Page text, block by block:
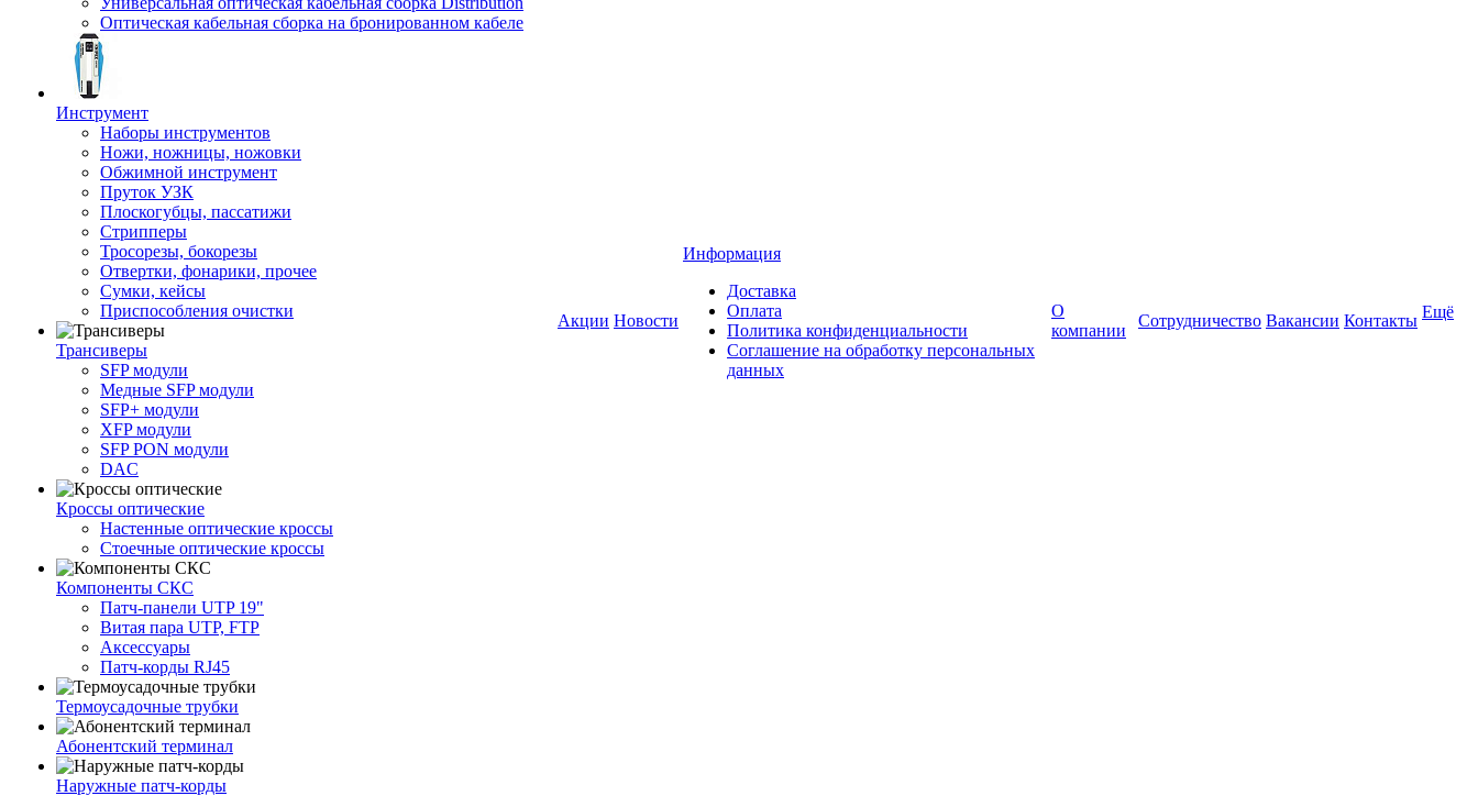
Оптическая кабельная сборка на бронированном кабеле
Инструмент
Наборы инструментов
Ножи, ножницы, ножовки
Обжимной инструмент
Пруток УЗК
Плоскогубцы, пассатижи
Стрипперы
Тросорезы, бокорезы
Отвертки, фонарики, прочее
Сумки, кейсы
Приспособления очистки
Трансиверы
SFP модули
Медные SFP модули
SFP+ модули
XFP модули
SFP PON модули
DAC
Кроссы оптические
Настенные оптические кроссы
Стоечные оптические кроссы
Компоненты СКС
Патч-панели UTP 19"
Витая пара UTP, FTP
Аксессуары
Патч-корды RJ45
Термоусадочные трубки
Абонентский терминал
Наружные патч-корды
Акции Новости
Информация
Доставка
Оплата
Политика конфиденциальности
Соглашение на обработку персональных
данных
О
компании
Сотрудничество Вакансии Контакты Ещё